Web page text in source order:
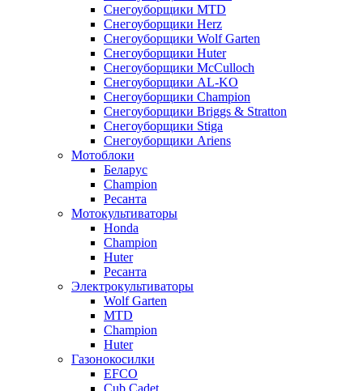
Снегоуборщики MTD
Снегоуборщики Herz
Снегоуборщики Wolf Garten
Снегоуборщики Huter
Снегоуборщики McCulloch
Снегоуборщики AL-KO
Снегоуборщики Champion
Снегоуборщики Briggs & Stratton
Снегоуборщики Stiga
Снегоуборщики Ariens
Мотоблоки
Беларус
Champion
Ресанта
Мотокультиваторы
Honda
Champion
Huter
Ресанта
Электрокультиваторы
Wolf Garten
MTD
Champion
Huter
Газонокосилки
EFCO
Cub Cadet